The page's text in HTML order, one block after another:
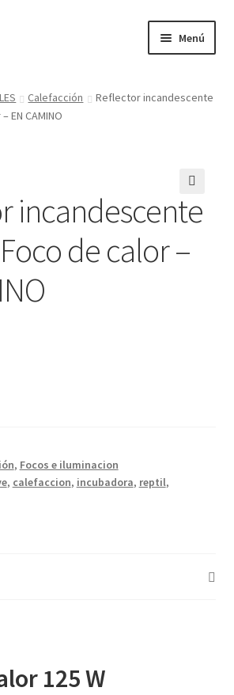
Menú
Calefacción
Reflector incandescente
EN CAMINO
🔍
incandescente
de calor –
, Focos e iluminacion
, calefaccion, incubadora, reptil,
125 W